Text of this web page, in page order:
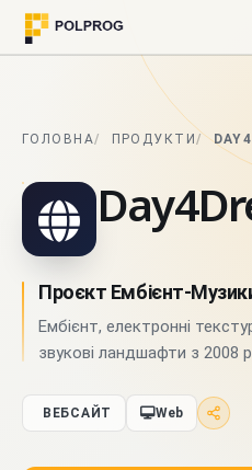
ГОЛОВНА ПРОДУКТИ
Проєкт Ембієнт-
Ембієнт, електронні
звукові ландшафти з 2008
ВЕБСАЙТ Web